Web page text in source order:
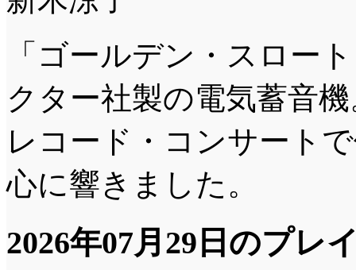
「ゴールデン・スロー
クター社製の電気蓄音
レコード・コンサート
心に響きました。
2026年07月29日のプレ